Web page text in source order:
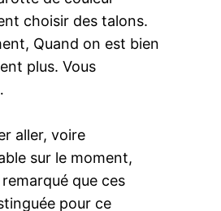
choisir des talons.
Quand on est bien
plus. Vous
aller, voire
sur le moment,
que ces
pour ce